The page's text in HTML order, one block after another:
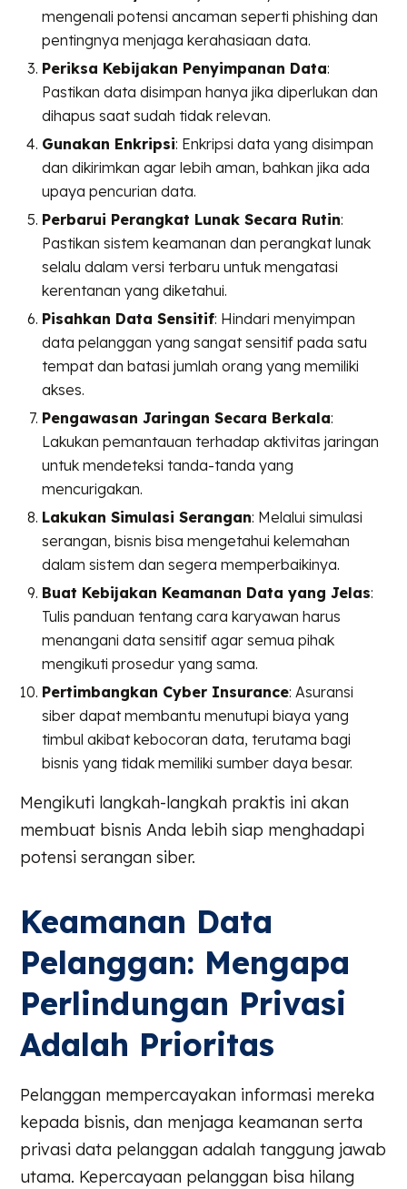
mengenali potensi ancaman seperti phishing dan
pentingnya menjaga kerahasiaan data.
Periksa Kebijakan Penyimpanan Data:
Pastikan data disimpan hanya jika diperlukan dan
dihapus saat sudah tidak relevan.
Gunakan Enkripsi: Enkripsi data yang disimpan
dan dikirimkan agar lebih aman, bahkan jika ada
upaya pencurian data.
Perbarui Perangkat Lunak Secara Rutin:
Pastikan sistem keamanan dan perangkat lunak
selalu dalam versi terbaru untuk mengatasi
kerentanan yang diketahui.
Pisahkan Data Sensitif: Hindari menyimpan
data pelanggan yang sangat sensitif pada satu
tempat dan batasi jumlah orang yang memiliki
akses.
Pengawasan Jaringan Secara Berkala:
Lakukan pemantauan terhadap aktivitas jaringan
untuk mendeteksi tanda-tanda yang
mencurigakan.
Lakukan Simulasi Serangan: Melalui simulasi
serangan, bisnis bisa mengetahui kelemahan
dalam sistem dan segera memperbaikinya.
Buat Kebijakan Keamanan Data yang Jelas:
Tulis panduan tentang cara karyawan harus
menangani data sensitif agar semua pihak
mengikuti prosedur yang sama.
Pertimbangkan Cyber Insurance: Asuransi
siber dapat membantu menutupi biaya yang
timbul akibat kebocoran data, terutama bagi
bisnis yang tidak memiliki sumber daya besar.
Mengikuti langkah-langkah praktis ini akan
membuat bisnis Anda lebih siap menghadapi
potensi serangan siber.
Keamanan Data
Pelanggan: Mengapa
Perlindungan Privasi
Adalah Prioritas
Pelanggan mempercayakan informasi mereka
kepada bisnis, dan menjaga keamanan serta
privasi data pelanggan adalah tanggung jawab
utama. Kepercayaan pelanggan bisa hilang